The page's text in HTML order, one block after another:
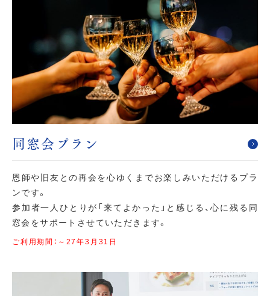
同窓会プラン
恩師や旧友との再会を心ゆくまでお楽しみいただけるプラ
ンです。
参加者一人ひとりが「来てよかった」と感じる、心に残る同
窓会をサポートさせていただきます。
ご利用期間：～27年3月31日